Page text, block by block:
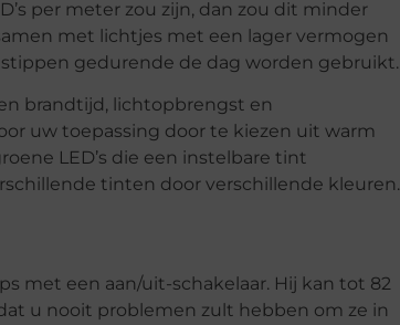
per meter zou zijn, dan zou dit minder
met lichtjes met een lager vermogen
gedurende de dag worden gebruikt.
brandtijd, lichtopbrengst en
uw toepassing door te kiezen uit warm
LED’s die een instelbare tint
tinten door verschillende kleuren.
met een aan/uit-schakelaar. Hij kan tot 82
u nooit problemen zult hebben om ze in